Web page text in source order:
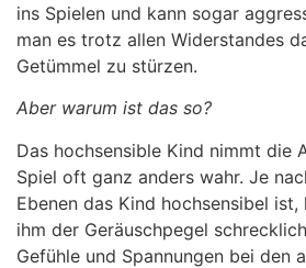
ins Spielen und kann sogar
man es trotz allen Widerstandes
Getümmel zu stürzen.
Aber warum ist das so?
Das hochsensible Kind nimmt die
Spiel oft ganz anders wahr. Je
Ebenen das Kind hochsensibel ist,
ihm der Geräuschpegel
Gefühle und Spannungen bei den